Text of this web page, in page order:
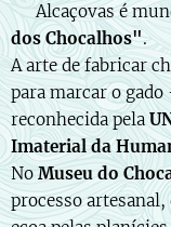
🇵🇹 Alcaçovas é
dos Chocalhos".
A arte de fabricar
para marcar o
reconhecida pela
Imaterial da
No Museu do
processo